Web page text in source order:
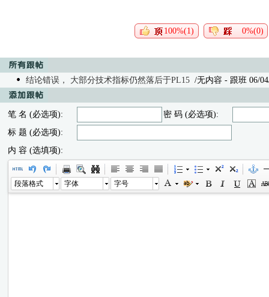
100%(1) 0%(0)
结论错误， 大部分技术指标仍然落后于PL15 /无内容 - 跟班 06/
笔 名 (必选项):
密 码 (必选项):
标 题 (必选项):
内 容 (选填项):
段落格式 字体 字号